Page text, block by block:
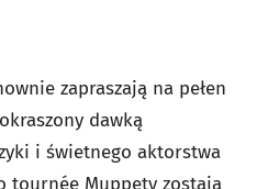
zapraszają na pełen
dawką
i świetnego aktorstwa
tournée Muppety zostają